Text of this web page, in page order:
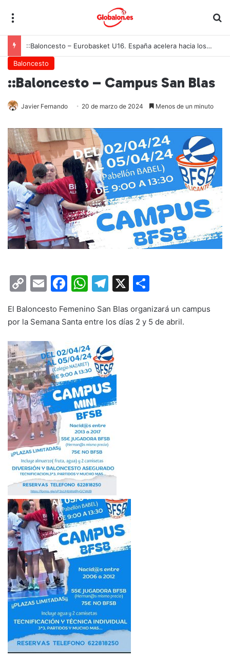
::Baloncesto – Eurobasket U16. España acelera hacia los octavos tras una exhibición colectiva ante Georgia
Baloncesto
::Baloncesto – Campus San Blas
Javier Fernando 20 de marzo de 2024 Menos de un minuto
C
p
Li
n
k
E
ai
F
c
b
o
o
k
W
at
A
p
p
T
e
a
m
X
m
El Baloncesto Femenino San Blas organizará un campus
por la Semana Santa entre los días 2 y 5 de abril.